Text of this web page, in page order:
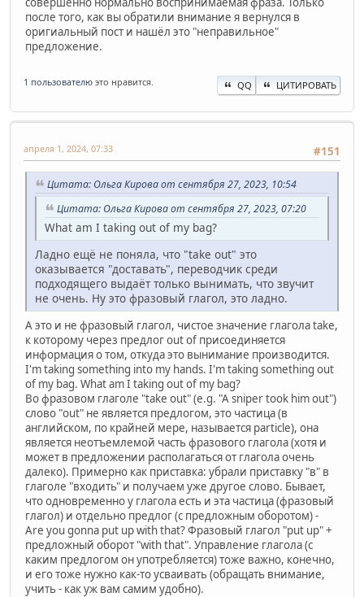
после того, как вы обратили внимание я вернулся в
оригиальный пост и нашёл это "неправильное"
предложение.
1 пользователю это нравится. QQ ЦИТИРОВАТЬ
#151
апреля 1, 2024, 07:33
Цитата: Ольга Кирова от сентября 27, 2023, 10:54
Цитата: Ольга Кирова от сентября 27, 2023, 07:20
What am I taking out of my bag?
Ладно ещё не поняла, что "take out" это
оказывается "доставать", переводчик среди
подходящего выдаёт только вынимать, что звучит
не очень. Ну это фразовый глагол, это ладно.
А это и не фразовый глагол, чистое значение глагола take,
к которому через предлог out of присоединяется
информация о том, откуда это вынимание производится.
I'm taking something into my hands. I'm taking something out
of my bag. What am I taking out of my bag?
Во фразовом глаголе "take out" (e.g. "A sniper took him out")
слово "out" не является предлогом, это частица (в
английском, по крайней мере, называется particle), она
является неотъемлемой часть фразового глагола (хотя и
может в предложении располагаться от глагола очень
далеко). Примерно как приставка: убрали приставку "в" в
глаголе "входить" и получаем уже другое слово. Бывает,
что одновременно у глагола есть и эта частица (фразовый
глагол) и отдельно предлог (с предложным оборотом) -
Are you gonna put up with that? Фразовый глагол "put up" +
предложный оборот "with that". Управление глагола (с
каким предлогом он употребляется) тоже важно, конечно,
и его тоже нужно как-то усваивать (обращать внимание,
учить - как уж вам самим удобно).